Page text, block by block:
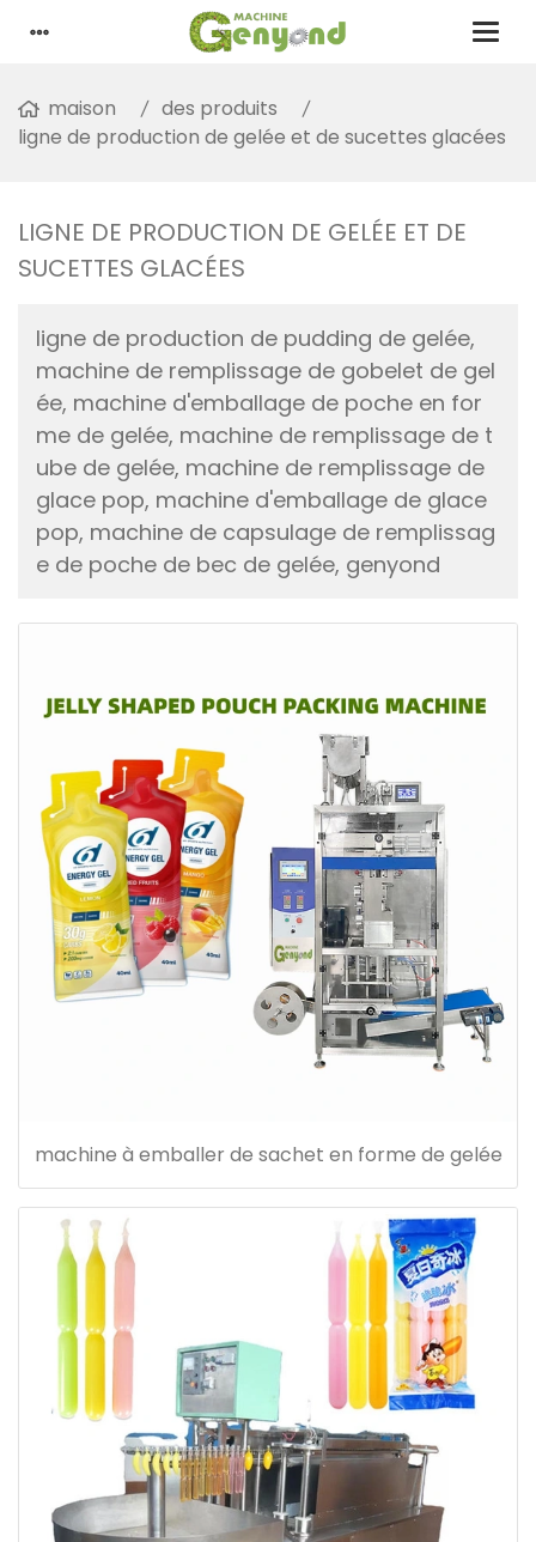
maison
des produits
ligne de production de gelée et de sucettes glacées
LIGNE DE PRODUCTION DE GELÉE ET DE
SUCETTES GLACÉES
ligne de production de pudding de gelée,
machine de remplissage de gobelet de gel
ée, machine d'emballage de poche en for
me de gelée, machine de remplissage de t
ube de gelée, machine de remplissage de
glace pop, machine d'emballage de glace
pop, machine de capsulage de remplissag
e de poche de bec de gelée, genyond
machine à emballer de sachet en forme de gelée